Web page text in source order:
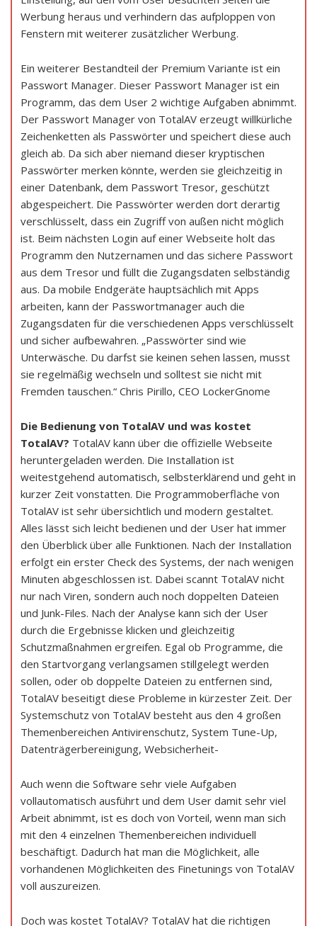
Werbung heraus und verhindern das aufploppen von
Fenstern mit weiterer zusätzlicher Werbung.
Ein weiterer Bestandteil der Premium Variante ist ein
Passwort Manager. Dieser Passwort Manager ist ein
Programm, das dem User 2 wichtige Aufgaben abnimmt.
Der Passwort Manager von TotalAV erzeugt willkürliche
Zeichenketten als Passwörter und speichert diese auch
gleich ab. Da sich aber niemand dieser kryptischen
Passwörter merken könnte, werden sie gleichzeitig in
einer Datenbank, dem Passwort Tresor, geschützt
abgespeichert. Die Passwörter werden dort derartig
verschlüsselt, dass ein Zugriff von außen nicht möglich
ist. Beim nächsten Login auf einer Webseite holt das
Programm den Nutzernamen und das sichere Passwort
aus dem Tresor und füllt die Zugangsdaten selbständig
aus. Da mobile Endgeräte hauptsächlich mit Apps
arbeiten, kann der Passwortmanager auch die
Zugangsdaten für die verschiedenen Apps verschlüsselt
und sicher aufbewahren. „Passwörter sind wie
Unterwäsche. Du darfst sie keinen sehen lassen, musst
sie regelmäßig wechseln und solltest sie nicht mit
Fremden tauschen.“ Chris Pirillo, CEO LockerGnome
Die Bedienung von TotalAV und was kostet
TotalAV? TotalAV kann über die offizielle Webseite
heruntergeladen werden. Die Installation ist
weitestgehend automatisch, selbsterklärend und geht in
kurzer Zeit vonstatten. Die Programmoberfläche von
TotalAV ist sehr übersichtlich und modern gestaltet.
Alles lässt sich leicht bedienen und der User hat immer
den Überblick über alle Funktionen. Nach der Installation
erfolgt ein erster Check des Systems, der nach wenigen
Minuten abgeschlossen ist. Dabei scannt TotalAV nicht
nur nach Viren, sondern auch noch doppelten Dateien
und Junk-Files. Nach der Analyse kann sich der User
durch die Ergebnisse klicken und gleichzeitig
Schutzmaßnahmen ergreifen. Egal ob Programme, die
den Startvorgang verlangsamen stillgelegt werden
sollen, oder ob doppelte Dateien zu entfernen sind,
TotalAV beseitigt diese Probleme in kürzester Zeit. Der
Systemschutz von TotalAV besteht aus den 4 großen
Themenbereichen Antivirenschutz, System Tune-Up,
Datenträgerbereinigung, Websicherheit-
Auch wenn die Software sehr viele Aufgaben
vollautomatisch ausführt und dem User damit sehr viel
Arbeit abnimmt, ist es doch von Vorteil, wenn man sich
mit den 4 einzelnen Themenbereichen individuell
beschäftigt. Dadurch hat man die Möglichkeit, alle
vorhandenen Möglichkeiten des Finetunings von TotalAV
voll auszureizen.
Doch was kostet TotalAV? TotalAV hat die richtigen